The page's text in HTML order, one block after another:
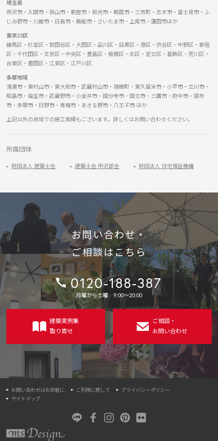
埼玉県
所沢市・入間市・狭山市・新座市・和光市・朝霞市・三芳町・志木市・富士見市・ふ
じみ野市・川越市・日高市・飯能市・さいたま市・上尾市・蓮田市ほか
東京23区
練馬区・杉並区・世田谷区・大田区・品川区・目黒区・港区・渋谷区・中野区・新宿
区・千代田区・文京区・中央区・豊島区・板橋区・北区・足立区・葛飾区・荒川区・
台東区・墨田区・江東区・江戸川区
多摩地域
清瀬市・東村山市・東大和市・武蔵村山市・瑞穂町・東久留米市・小平市・立川市・
昭島市・福生市・武蔵野市・小金井市・国分寺市・国立市・三鷹市・府中市・調布
市・多摩市・日野市・青梅市・あきる野市・八王子市 ほか
上記以外の地域での施工実績もございます。詳しくはお問い合わせください。
所属団体
財団法人 建築士会 建築士会 所沢部会 財団法人 住宅保証機構
お問い合わせ・
ご相談はこちら
電
話
番
0120-188-387
月曜から土曜 9:00〜20:00
建築実例集
取り寄せ
ご相談・
お問い合わせ
お問い合わせはお気軽に ご利用に際して
プライバシーポリシー
サイトマップ